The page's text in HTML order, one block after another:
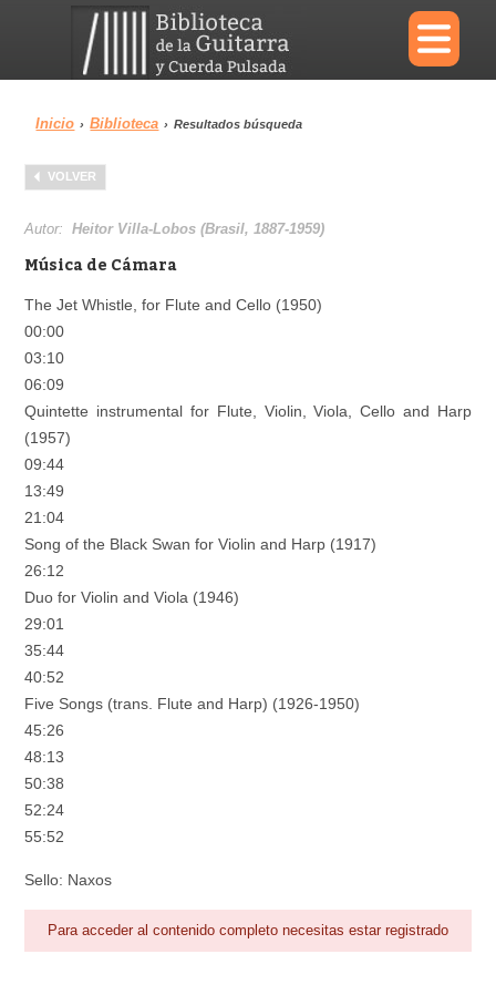
×
Menu
Biblioteca Diccionario
Área personal
Inicio › Biblioteca › Resultados búsqueda
VOLVER
Autor:Heitor Villa-Lobos (Brasil, 1887-1959)
Música de Cámara
The Jet Whistle, for Flute and Cello (1950)
00:00
03:10
06:09
Quintette instrumental for Flute, Violin, Viola, Cello and Harp
(1957)
09:44
13:49
21:04
Song of the Black Swan for Violin and Harp (1917)
26:12
Duo for Violin and Viola (1946)
29:01
35:44
40:52
Five Songs (trans. Flute and Harp) (1926-1950)
45:26
48:13
50:38
52:24
55:52
Sello: Naxos
Para acceder al contenido completo necesitas estar registrado